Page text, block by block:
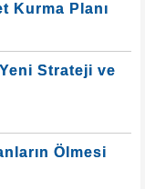
Kurma Planı
Strateji ve
Ölmesi